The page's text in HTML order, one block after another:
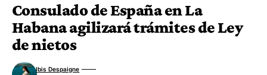
Consulado de España en La
Habana agilizará trámites de Ley
de nietos
Ibis Despaigne